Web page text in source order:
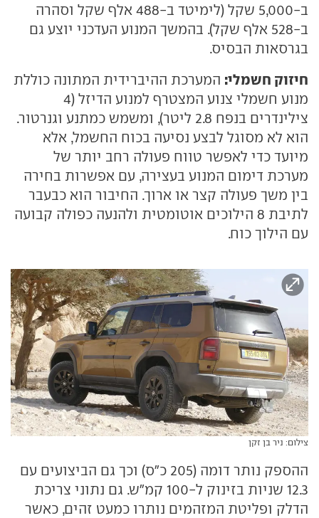
ב-5,000 שקל (לימיטד ב-488 אלף שקל וסהרה
ב-528 אלף שקל). בהמשך המנוע העדכני יוצע גם
בגרסאות הבסיס.
חיזוק חשמלי: המערכת ההיברידית המתונה כוללת
מנוע חשמלי צנוע המצטרף למנוע הדיזל (4
צילינדרים בנפח 2.8 ליטר), ומשמש כמתנע וגנרטור.
הוא לא מסוגל לבצע נסיעה בכוח החשמל, אלא
מיועד כדי לאפשר טווח פעולה רחב יותר של
מערכת דימום המנוע בעצירה, עם אפשרות בחירה
בין משך פעולה קצר או ארוך. החיבור הוא כבעבר
לתיבת 8 הילוכים אוטומטית ולהנעה כפולה קבועה
עם הילוך כוח.
צילום: ניר בן זקן
ההספק נותר דומה (205 כ"ס) וכך גם הביצועים עם
12.3 שניות בזינוק ל-100 קמ"ש. גם נתוני צריכת
הדלק ופליטת המזהמים נותרו כמעט זהים, כאשר